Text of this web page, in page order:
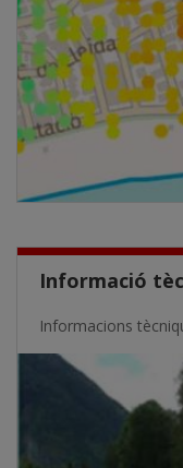
Informació
Informacions